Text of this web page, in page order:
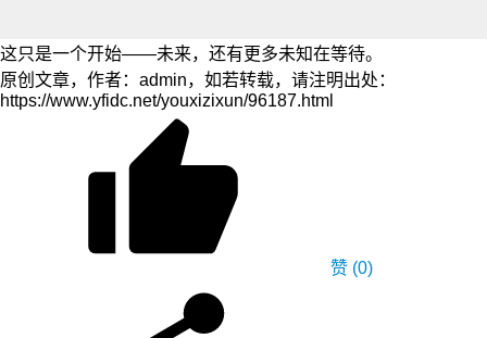
这只是一个开始——未来，还有更多未知在等待。
原创文章，作者：admin，如若转载，请注明出处：
https://www.yfidc.net/youxizixun/96187.html
赞 (0)